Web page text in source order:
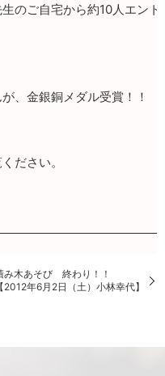
のご自宅から約10人エント
、金銀銅メダル受賞！！
ださい。
み木あそび 終わり！！
【2012年6月2日（土）小林幸代】